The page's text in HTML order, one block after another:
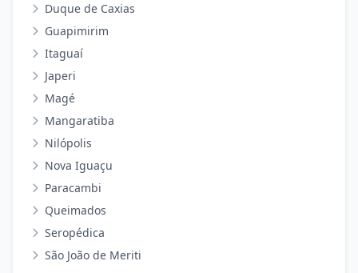
Duque de Caxias
Guapimirim
Itaguaí
Japeri
Magé
Mangaratiba
Nilópolis
Nova Iguaçu
Paracambi
Queimados
Seropédica
São João de Meriti